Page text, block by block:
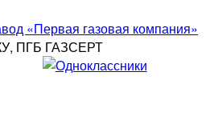
«Первая газовая компания»
ПГБ ГАЗСЕРТ